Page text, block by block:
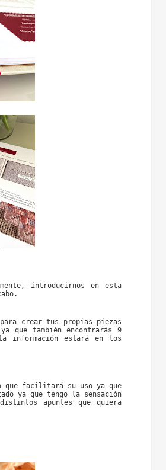
introducirnos en esta
para crear tus propias piezas
que también encontrarás 9
información estará en los
que facilitará su uso ya que
ya que tengo la sensación
apuntes que quiera